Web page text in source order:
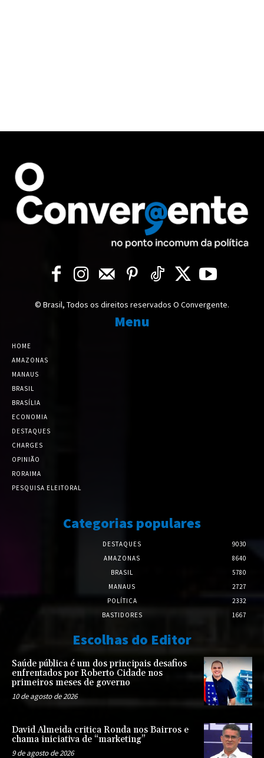
© Brasil, Todos os direitos reservados O Convergente.
Menu
HOME
AMAZONAS
MANAUS
BRASIL
BRASÍLIA
ECONOMIA
DESTAQUES
CHARGES
OPINIÃO
RORAIMA
PESQUISA ELEITORAL
Categorias populares
DESTAQUES
9030
AMAZONAS
8640
BRASIL
5780
MANAUS
2727
POLÍTICA
2332
BASTIDORES
1667
Escolhas do Editor
Saúde pública é um dos principais desafios
enfrentados por Roberto Cidade nos
primeiros meses de governo
10 de agosto de 2026
David Almeida critica Ronda nos Bairros e
chama iniciativa de “marketing”
9 de agosto de 2026